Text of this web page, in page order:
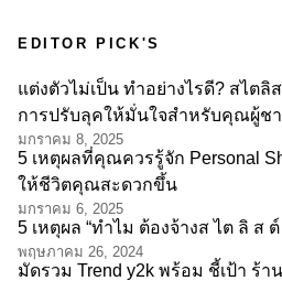
EDITOR PICK'S
แต่งตัวไม่เป็น ทำอย่างไรดี? สไตลิ
การปรับลุคให้มั่นใจสำหรับคุณผู้ช
มกราคม 8, 2025
5 เหตุผลที่คุณควรรู้จัก Personal
ให้ชีวิตคุณสะดวกขึ้น
มกราคม 6, 2025
5 เหตุผล “ทำไม ต้องจ้างส ไต ลิ ส
พฤษภาคม 26, 2024
มัดรวม Trend y2k พร้อม ชี้เป้า ร้า